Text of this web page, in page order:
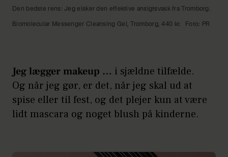
Den bedste rens: Jeg elsker den effektive ansigtsvask fra Tromborg.
Biomolecular Messenger Cleansing Gel, Tromborg, 440 kr. Foto: PR
Jeg lægger makeup … i sjældne tilfælde.
Og når jeg gør, er det, når jeg skal ud at
spise eller til fest, og det plejer kun at være
lidt mascara og noget blush på kinderne.